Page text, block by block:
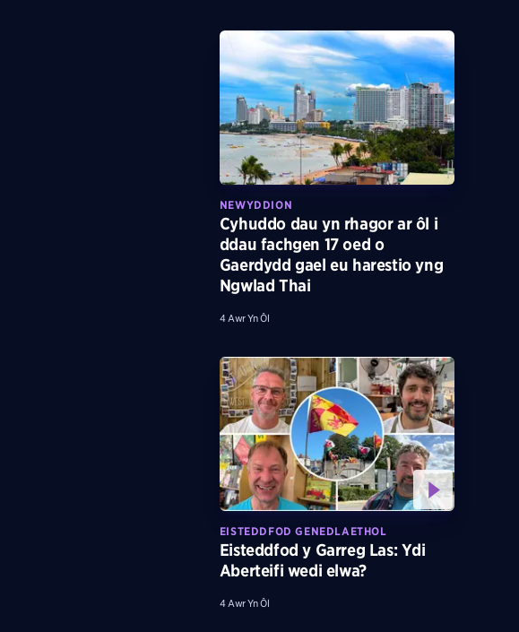
NEWYDDION
Cyhuddo dau yn rhagor ar ôl i
ddau fachgen 17 oed o
Gaerdydd gael eu harestio yng
Ngwlad Thai
4 Awr Yn Ôl
EISTEDDFOD GENEDLAETHOL
Eisteddfod y Garreg Las: Ydi
Aberteifi wedi elwa?
4 Awr Yn Ôl